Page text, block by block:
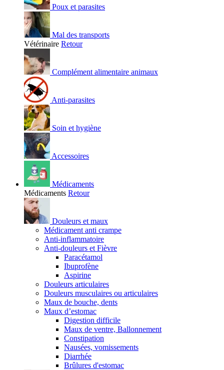
Poux et parasites
Mal des transports
Vétérinaire Retour
Complément alimentaire animaux
Anti-parasites
Soin et hygiène
Accessoires
Médicaments
Médicaments Retour
Douleurs et maux
Médicament anti crampe
Anti-inflammatoire
Anti-douleurs et Fièvre
Paracétamol
Ibuprofène
Aspirine
Douleurs articulaires
Douleurs musculaires ou articulaires
Maux de bouche, dents
Maux d’estomac
Digestion difficile
Maux de ventre, Ballonnement
Constipation
Nausées, vomissements
Diarrhée
Brûlures d'estomac